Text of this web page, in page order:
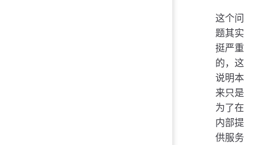
这个问
题其实
挺严重
的，这
说明本
来只是
为了在
内部提
供服务